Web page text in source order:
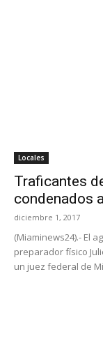
Locales
Traficantes
condenados
diciembre 1, 2017
(Miaminews24).- El
preparador físico
un juez federal de